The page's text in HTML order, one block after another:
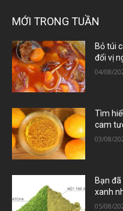
MỚI TRONG TUẦN
Bỏ túi
đổi vị
04/08/
Tìm
cam
03/08/
Bạn
xanh
05/08/